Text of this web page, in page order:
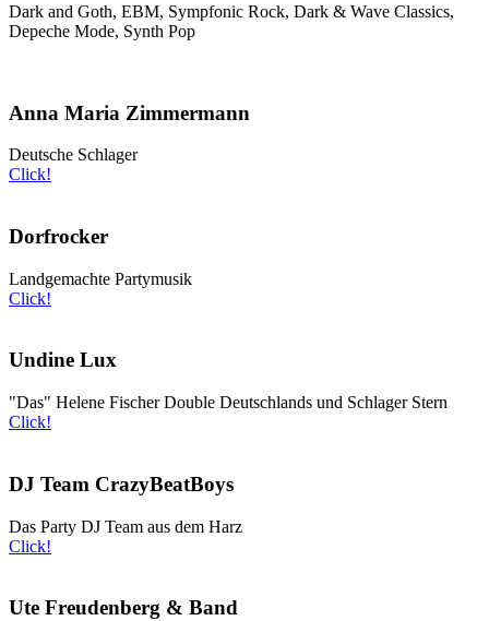
Dark and Goth, EBM, Sympfonic Rock, Dark & Wave Classics,
Depeche Mode, Synth Pop
Anna Maria Zimmermann
Deutsche Schlager
Click!
Dorfrocker
Landgemachte Partymusik
Click!
Undine Lux
"Das" Helene Fischer Double Deutschlands und Schlager Stern
Click!
DJ Team CrazyBeatBoys
Das Party DJ Team aus dem Harz
Click!
Ute Freudenberg & Band